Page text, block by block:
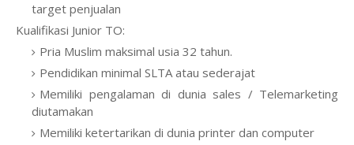
target penjualan
Kualifikasi Junior TO:
Pria Muslim maksimal usia 32 tahun.
Pendidikan minimal SLTA atau sederajat
Memiliki pengalaman di dunia sales / Telemarketing
diutamakan
Memiliki ketertarikan di dunia printer dan computer